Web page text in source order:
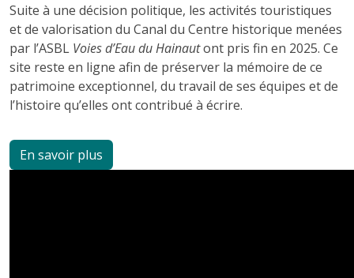
Suite à une décision politique, les activités touristiques
et de valorisation du Canal du Centre historique menées
par l’ASBL Voies d’Eau du Hainautont pris fin en 2025. Ce
site reste en ligne afin de préserver la mémoire de ce
patrimoine exceptionnel, du travail de ses équipes et de
l’histoire qu’elles ont contribué à écrire.
En savoir plus